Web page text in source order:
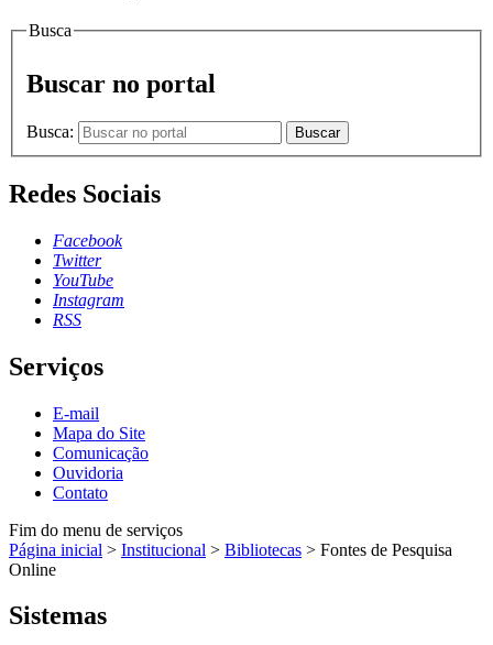
Busca
Buscar no portal
Busca: Buscar
Redes Sociais
Facebook
Twitter
YouTube
Instagram
RSS
Serviços
E-mail
Mapa do Site
Comunicação
Ouvidoria
Contato
Fim do menu de serviços
Página inicial > Institucional > Bibliotecas > Fontes de Pesquisa
Online
Sistemas